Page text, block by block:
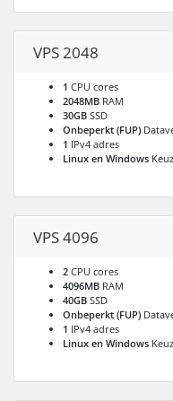
VPS 2048
1 CPU cores
2048MB RAM
30GB SSD
Onbeperkt (FUP)
1 IPv4 adres
Linux en Windows
VPS 4096
2 CPU cores
4096MB RAM
40GB SSD
Onbeperkt (FUP)
1 IPv4 adres
Linux en Windows